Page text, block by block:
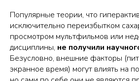
Популярные теории, что
исключительно переизбытком
просмотром мультфильмов или
дисциплины, не получили
Безусловно, внешние факторы
экранное время) могут влиять на